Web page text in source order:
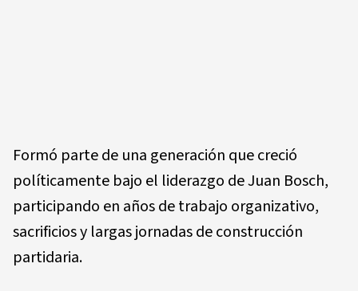
Formó parte de una generación que creció
políticamente bajo el liderazgo de Juan Bosch,
participando en años de trabajo organizativo,
sacrificios y largas jornadas de construcción
partidaria.